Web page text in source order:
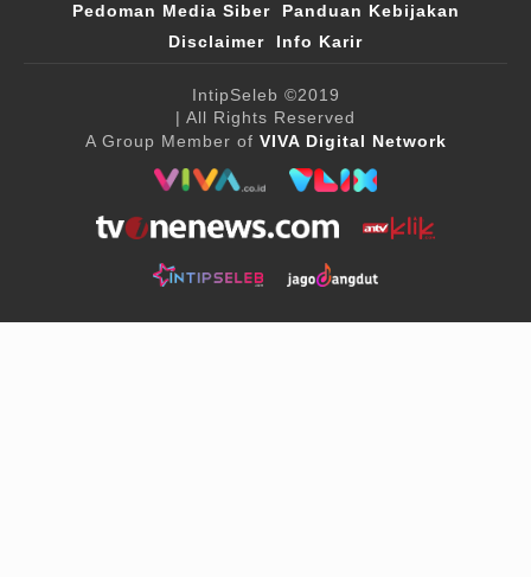
Pedoman Media Siber
Panduan Kebijakan
Disclaimer
Info Karir
IntipSeleb ©2019
| All Rights Reserved
A Group Member of VIVA Digital Network